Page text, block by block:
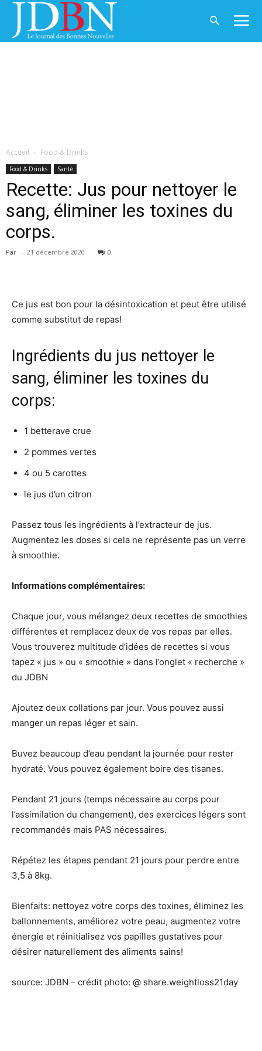
Accueil Food & Drinks
Food & Drinks Santé
Recette: Jus pour nettoyer le
sang, éliminer les toxines du
corps.
Par - 21 décembre 2020 0
Ce jus est bon pour la désintoxication et peut être utilisé
comme substitut de repas!
Ingrédients du jus nettoyer le
sang, éliminer les toxines du
corps:
1 betterave crue
2 pommes vertes
4 ou 5 carottes
le jus d’un citron
Passez tous les ingrédients à l’extracteur de jus.
Augmentez les doses si cela ne représente pas un verre
à smoothie.
Informations complémentaires:
Chaque jour, vous mélangez deux recettes de smoothies
différentes et remplacez deux de vos repas par elles. ⁣
Vous trouverez multitude d’idées de recettes si vous
tapez « jus » ou « smoothie » dans l’onglet « recherche »
du JDBN
Ajoutez deux collations par jour. Vous pouvez aussi
manger un repas léger et sain. ⁣
Buvez beaucoup d’eau pendant la journée pour rester
hydraté. Vous pouvez également boire des tisanes. ⁣
Pendant 21 jours (temps nécessaire au corps pour
l’assimilation du changement), des exercices légers sont
recommandés mais PAS nécessaires. ⁣
Répétez les étapes pendant 21 jours pour perdre entre
3,5 à 8kg.
Bienfaits: nettoyez votre corps des toxines, éliminez les
ballonnements, améliorez votre peau, augmentez votre
énergie et réinitialisez vos papilles gustatives pour
désirer naturellement des aliments sains! ⁣ ⁣
source: JDBN – crédit photo: @ share.weightloss21day